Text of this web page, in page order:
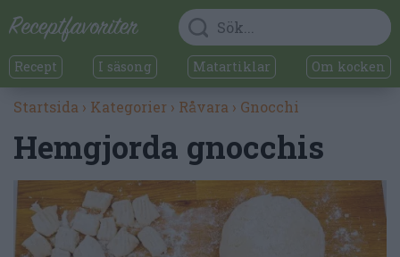
Recept I säsong Matartiklar Om kocken
Startsida › Kategorier › Råvara › Gnocchi
Hemgjorda gnocchis